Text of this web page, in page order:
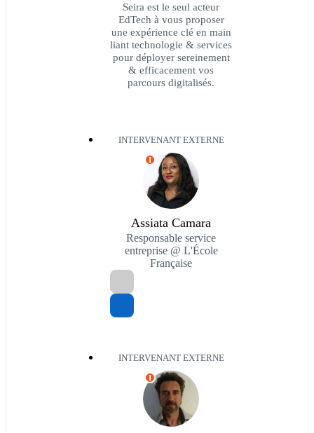
Seira est le seul acteur
EdTech à vous proposer
une expérience clé en main
liant technologie & services
pour déployer sereinement
& efficacement vos
parcours digitalisés.
INTERVENANT EXTERNE
I
Assiata Camara
Responsable service
entreprise @ L'École
Française
INTERVENANT EXTERNE
I